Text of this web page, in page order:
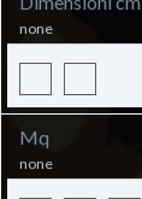
none
Mq
none